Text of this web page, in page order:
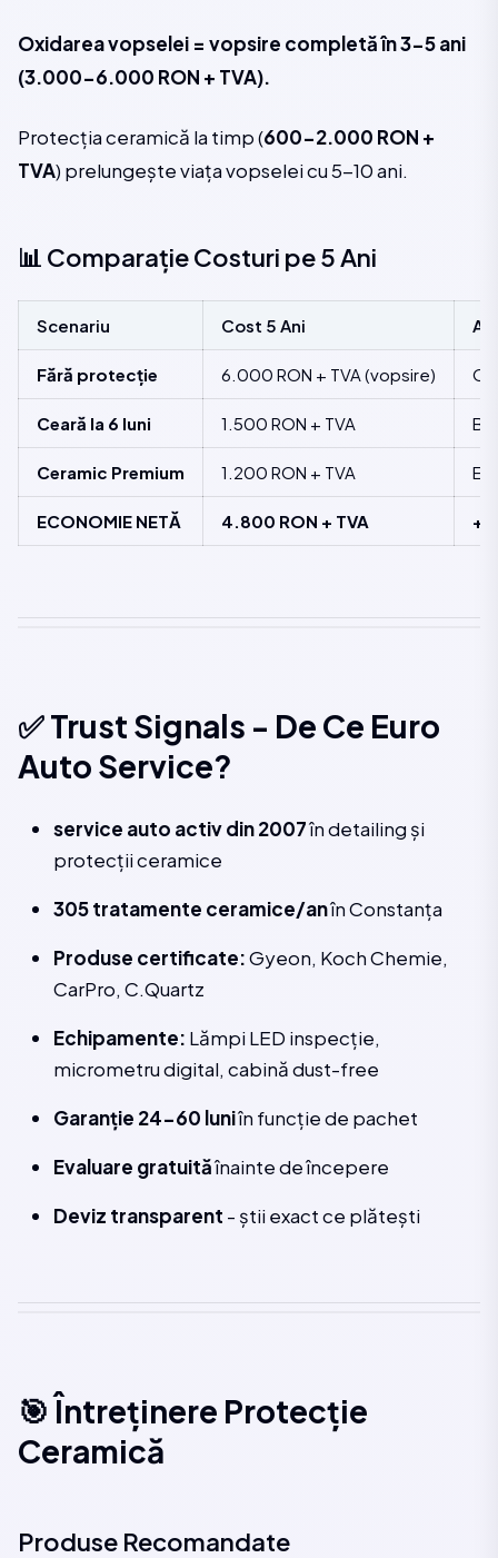
Oxidarea vopselei = vopsire completă în 3-5 ani
(3.000-6.000 RON + TVA).
Protecția ceramică la timp (600-2.000 RON +
TVA) prelungește viața vopselei cu 5-10 ani.
📊 Comparație Costuri pe 5 Ani
Scenariu Cost 5 Ani
Fără protecție 6.000 RON + TVA (vopsire)
Ceară la 6 luni 1.500 RON + TVA
Ceramic Premium 1.200 RON + TVA
ECONOMIE NETĂ 4.800 RON + TVA
✅ Trust Signals - De Ce Euro
Auto Service?
service auto activ din 2007în detailing și
protecții ceramice
305 tratamente ceramice/anîn Constanța
Produse certificate:Gyeon, Koch Chemie,
CarPro, C.Quartz
Echipamente: Lămpi LED inspecție,
micrometru digital, cabină dust-free
Garanție 24-60 luniîn funcție de pachet
Evaluare gratuităînainte de începere
Deviz transparent - știi exact ce plătești
🎯 Întreținere Protecție
Ceramică
Produse Recomandate